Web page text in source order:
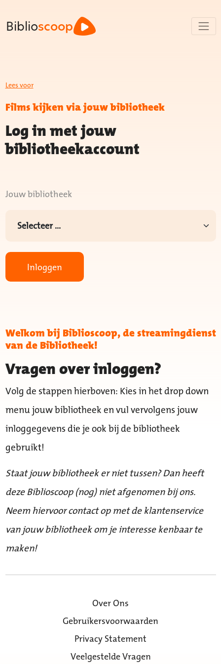
Biblioscoop
Lees voor
Films kijken via jouw bibliotheek
Log in met jouw
bibliotheekaccount
Jouw bibliotheek
Inloggen
Welkom bij Biblioscoop, de streamingdienst
van de Bibliotheek!
Vragen over inloggen?
Volg de stappen hierboven: Kies in het drop down
menu jouw bibliotheek en vul vervolgens jouw
inloggegevens die je ook bij de bibliotheek
gebruikt!
Staat jouw bibliotheek er niet tussen? Dan heeft
deze Biblioscoop (nog) niet afgenomen bij ons.
Neem hiervoor contact op met de klantenservice
van jouw bibliotheek om je interesse kenbaar te
maken!
Over Ons
Gebruikersvoorwaarden
Privacy Statement
Veelgestelde Vragen